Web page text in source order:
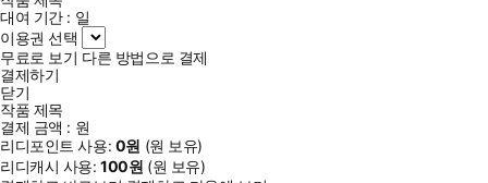
대여 기간 : 일
이용권 선택
무료로 보기 다른 방법으로 결제
결제하기
닫기
작품 제목
결제 금액 : 원
리디포인트 사용: 0원 (원 보유)
리디캐시 사용:100원 (원 보유)